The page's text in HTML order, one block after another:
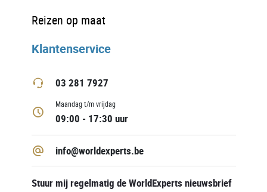
Reizen op maat
Klantenservice
03 281 7927
Maandag t/m vrijdag
09:00 - 17:30 uur
info@worldexperts.be
Stuur mij regelmatig de WorldExperts nieuwsbrief